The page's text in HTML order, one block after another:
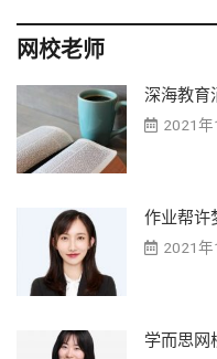
网校老师
深海教育
2021年
作业帮许
2021年
学而思网